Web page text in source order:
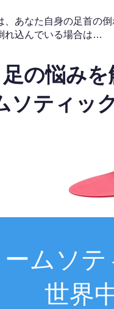
、あなた自身の足首の
れ込んでいる場合は…
足の悩み
ソティッ
ームソ
世界